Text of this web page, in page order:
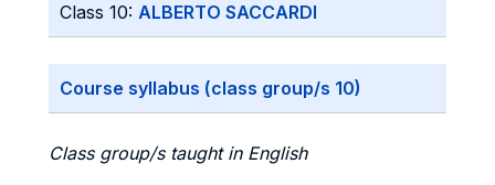
Class 10: ALBERTO SACCARDI
Course syllabus (class group/s 10)
Class group/s taught in English